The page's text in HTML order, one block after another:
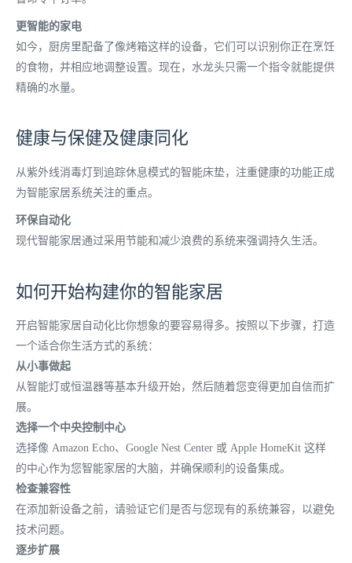
更智能的家电
如今，厨房里配备了像烤箱这样的设备，它们可以识别你正在烹饪
的食物，并相应地调整设置。现在，水龙头只需一个指令就能提供
精确的水量。
健康与保健及健康同化
从紫外线消毒灯到追踪休息模式的智能床垫，注重健康的功能正成
为智能家居系统关注的重点。
环保自动化
现代智能家居通过采用节能和减少浪费的系统来强调持久生活。
如何开始构建你的智能家居
开启智能家居自动化比你想象的要容易得多。按照以下步骤，打造
一个适合你生活方式的系统：
从小事做起
从智能灯或恒温器等基本升级开始，然后随着您变得更加自信而扩
展。
选择一个中央控制中心
选择像 Amazon Echo、Google Nest Center 或 Apple HomeKit 这样
的中心作为您智能家居的大脑，并确保顺利的设备集成。
检查兼容性
在添加新设备之前，请验证它们是否与您现有的系统兼容，以避免
技术问题。
逐步扩展